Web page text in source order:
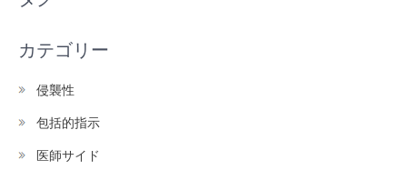
カテゴリー
侵襲性
包括的指示
医師サイド